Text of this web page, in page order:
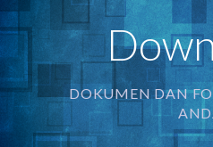
DOKUMEN DAN